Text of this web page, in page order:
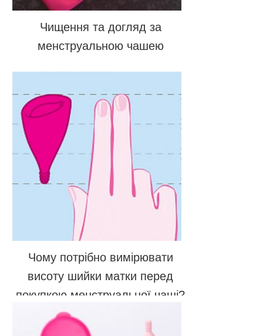
Чищення та догляд за
менструальною чашею
Чому потрібно вимірювати
висоту шийки матки перед
покупкою менструальної чаші?